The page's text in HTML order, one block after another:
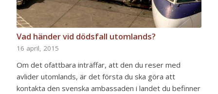
Vad händer vid dödsfall utomlands?
16 april, 2015
Om det ofattbara inträffar, att den du reser med
avlider utomlands, är det första du ska göra att
kontakta den svenska ambassaden i landet du befinner